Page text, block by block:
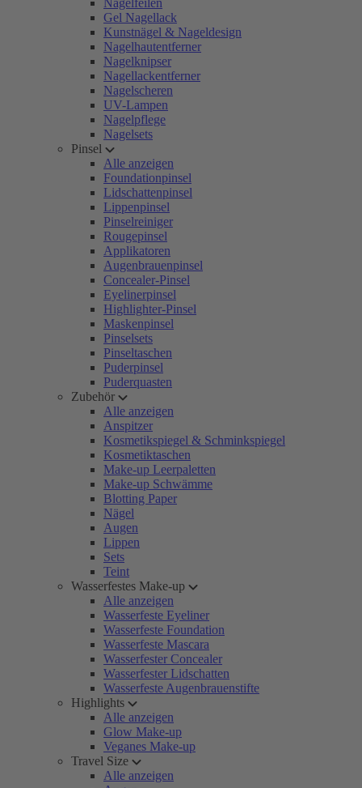
Nagelfeilen
Gel Nagellack
Kunstnägel & Nageldesign
Nagelhautentferner
Nagelknipser
Nagellackentferner
Nagelscheren
UV-Lampen
Nagelpflege
Nagelsets
Pinsel
Alle anzeigen
Foundationpinsel
Lidschattenpinsel
Lippenpinsel
Pinselreiniger
Rougepinsel
Applikatoren
Augenbrauenpinsel
Concealer-Pinsel
Eyelinerpinsel
Highlighter-Pinsel
Maskenpinsel
Pinselsets
Pinseltaschen
Puderpinsel
Puderquasten
Zubehör
Alle anzeigen
Anspitzer
Kosmetikspiegel & Schminkspiegel
Kosmetiktaschen
Make-up Leerpaletten
Make-up Schwämme
Blotting Paper
Nägel
Augen
Lippen
Sets
Teint
Wasserfestes Make-up
Alle anzeigen
Wasserfeste Eyeliner
Wasserfeste Foundation
Wasserfeste Mascara
Wasserfester Concealer
Wasserfester Lidschatten
Wasserfeste Augenbrauenstifte
Highlights
Alle anzeigen
Glow Make-up
Veganes Make-up
Travel Size
Alle anzeigen